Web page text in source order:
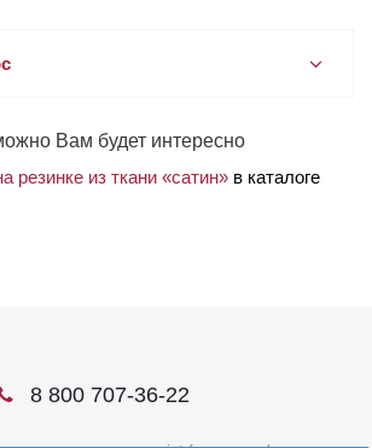
Вам будет интересно
резинке из ткани «сатин» в каталоге
8 800 707-36-22